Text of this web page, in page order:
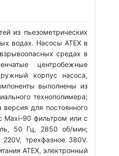
из пьезометрических
водах. Насосы ATEX в
средах в
центробежные
корпус насоса,
выполнены из
технополимера;
для постоянного
Maxi-90 фильтром или с
50 Гц, 2850 об/мин;
трехфазное 380V.
ATEX, электронный